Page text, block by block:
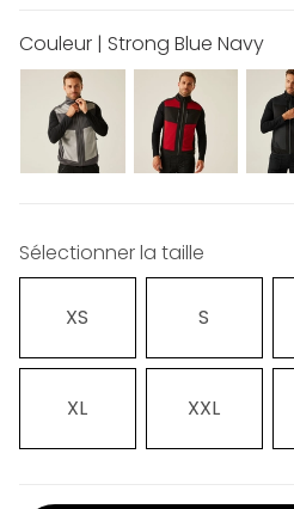
Couleur | Strong Blue Navy
Sélectionner la taille
XS S
XL XXL